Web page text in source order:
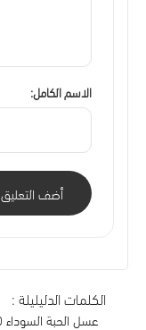
الاسم الكامل:
أضف التعليق
الكلمات الدليليلة :
عسل الحبة السوداء 500 جم طبيعي